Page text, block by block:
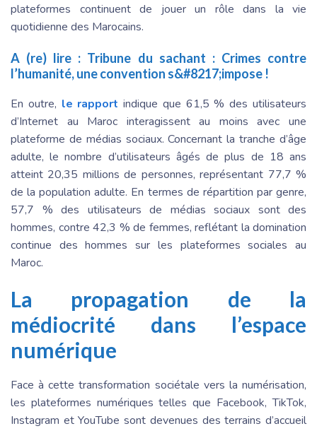
plateformes continuent de jouer un rôle dans la vie
quotidienne des Marocains.
A (re) lire : Tribune du sachant : Crimes contre
l’humanité, une convention s&#8217;impose !
En outre, le rapport indique que 61,5 % des utilisateurs
d’Internet au Maroc interagissent au moins avec une
plateforme de médias sociaux. Concernant la tranche d’âge
adulte, le nombre d’utilisateurs âgés de plus de 18 ans
atteint 20,35 millions de personnes, représentant 77,7 %
de la population adulte. En termes de répartition par genre,
57,7 % des utilisateurs de médias sociaux sont des
hommes, contre 42,3 % de femmes, reflétant la domination
continue des hommes sur les plateformes sociales au
Maroc.
La propagation de la
médiocrité dans l’espace
numérique
Face à cette transformation sociétale vers la numérisation,
les plateformes numériques telles que Facebook, TikTok,
Instagram et YouTube sont devenues des terrains d’accueil